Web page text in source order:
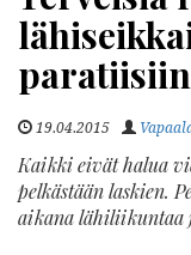
paratiisiin
19.04.2015
Kaikki eivät halua
pelkästään laskien.
aikana lähiliikuntaa